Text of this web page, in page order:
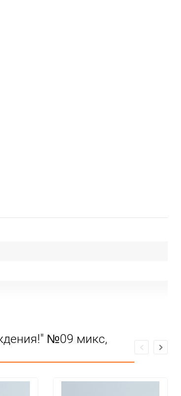
№09 микс,